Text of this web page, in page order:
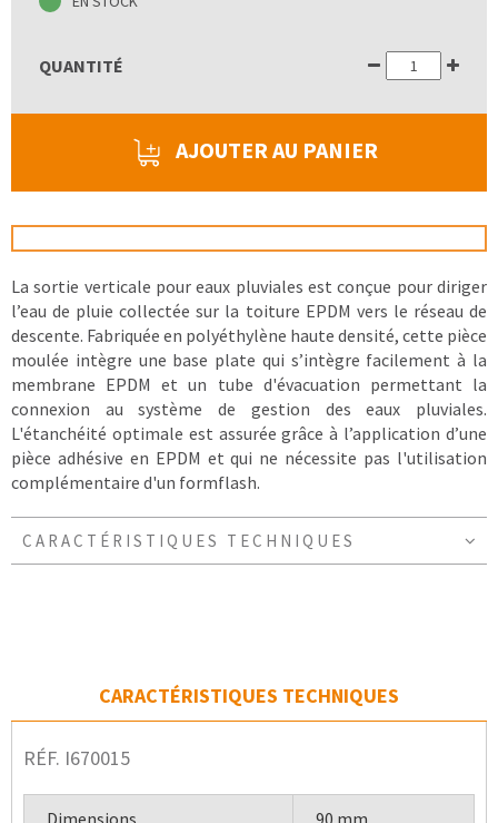
QUANTITÉ
AJOUTER AU PANIER
La sortie verticale pour eaux pluviales est conçue pour diriger
l’eau de pluie collectée sur la toiture EPDM vers le réseau de
descente. Fabriquée en polyéthylène haute densité, cette pièce
moulée intègre une base plate qui s’intègre facilement à la
membrane EPDM et un tube d'évacuation permettant la
connexion au système de gestion des eaux pluviales.
L'étanchéité optimale est assurée grâce à l’application d’une
pièce adhésive en EPDM et qui ne nécessite pas l'utilisation
complémentaire d'un formflash.
CARACTÉRISTIQUES TECHNIQUES
CARACTÉRISTIQUES TECHNIQUES
RÉF. I670015
Dimensions 90 mm